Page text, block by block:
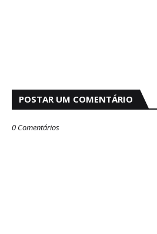
POSTAR UM COMENTÁRIO
0 Comentários